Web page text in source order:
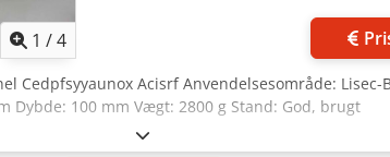
1 /4
Cedpfsyyaunox Acisrf Anvendelsesområde: Lisec-
Dybde: 100 mm Vægt: 2800 g Stand: God, brugt